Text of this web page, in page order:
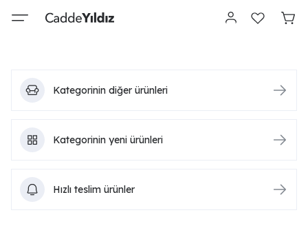
Kategorinin diğer ürünleri
Kategorinin yeni ürünleri
Hızlı teslim ürünler